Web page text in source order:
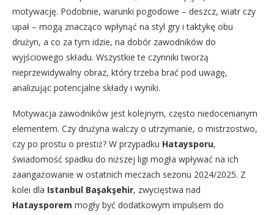
motywację. Podobnie, warunki pogodowe – deszcz, wiatr czy
upał – mogą znacząco wpłynąć na styl gry i taktykę obu
drużyn, a co za tym idzie, na dobór zawodników do
wyjściowego składu. Wszystkie te czynniki tworzą
nieprzewidywalny obraz, który trzeba brać pod uwagę,
analizując potencjalne składy i wyniki.
Motywacja zawodników jest kolejnym, często niedocenianym
elementem. Czy drużyna walczy o utrzymanie, o mistrzostwo,
czy po prostu o prestiż? W przypadku Hataysporu,
świadomość spadku do niższej ligi mogła wpływać na ich
zaangażowanie w ostatnich meczach sezonu 2024/2025. Z
kolei dla Istanbul Başakşehir, zwycięstwa nad
Hataysporem mogły być dodatkowym impulsem do